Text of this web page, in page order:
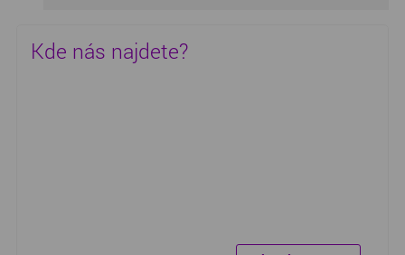
Kde nás najdete?